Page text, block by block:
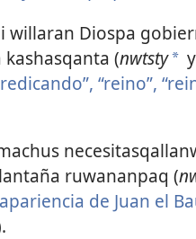
willaran Diospa
(nwtsty*
“reino”,
ruwananpaq (
de Juan el